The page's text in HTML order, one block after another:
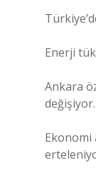
Enerji
Ankara
Ekonomi